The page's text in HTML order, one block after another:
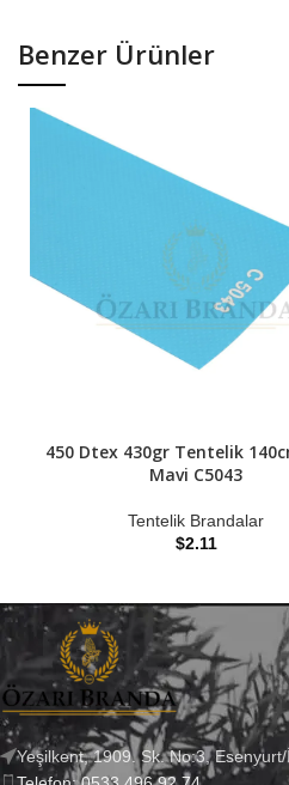
Benzer Ürünler
450 Dtex 430gr Tentelik
Mavi C5043
Tentelik Brandalar
$2.11
Yeşilkent, 1909. Sk. No:3,